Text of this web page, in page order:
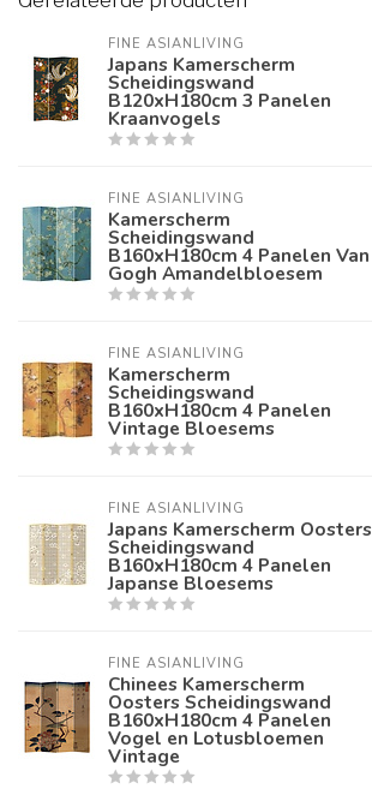
FINE ASIANLIVING
Japans Kamerscherm
Scheidingswand
B120xH180cm 3 Panelen
Kraanvogels
FINE ASIANLIVING
Kamerscherm
Scheidingswand
B160xH180cm 4 Panelen Van
Gogh Amandelbloesem
FINE ASIANLIVING
Kamerscherm
Scheidingswand
B160xH180cm 4 Panelen
Vintage Bloesems
FINE ASIANLIVING
Japans Kamerscherm Oosters
Scheidingswand
B160xH180cm 4 Panelen
Japanse Bloesems
FINE ASIANLIVING
Chinees Kamerscherm
Oosters Scheidingswand
B160xH180cm 4 Panelen
Vogel en Lotusbloemen
Vintage